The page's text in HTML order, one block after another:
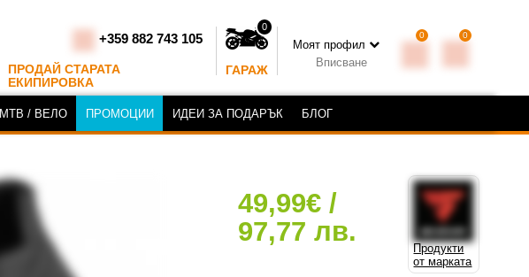
+359 882 743 105
ПРОДАЙ СТАРАТА
ЕКИПИРОВКА
0
ГАРАЖ
Моят профил
Вписване
0 0
MTB / ВЕЛО ПРОМОЦИИ ИДЕИ ЗА ПОДАРЪК БЛОГ
Продукти
от марката
49,99€ /
97,77 лв.